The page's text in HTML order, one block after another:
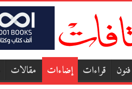
فنون قراءات إضاءات مقالات